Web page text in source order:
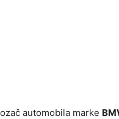
automobila marke